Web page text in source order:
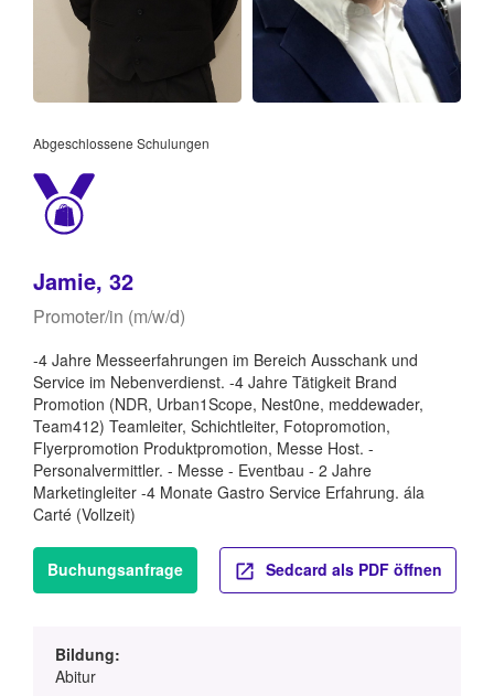
Abgeschlossene Schulungen
Jamie, 32
Promoter/in (m/w/d)
-4 Jahre Messeerfahrungen im Bereich Ausschank und
Service im Nebenverdienst. -4 Jahre Tätigkeit Brand
Promotion (NDR, Urban1Scope, Nest0ne, meddewader,
Team412) Teamleiter, Schichtleiter, Fotopromotion,
Flyerpromotion Produktpromotion, Messe Host. -
Personalvermittler. - Messe - Eventbau - 2 Jahre
Marketingleiter -4 Monate Gastro Service Erfahrung. ála
Carté (Vollzeit)
Buchungsanfrage Sedcard als PDF öffnen
Bildung:
Abitur